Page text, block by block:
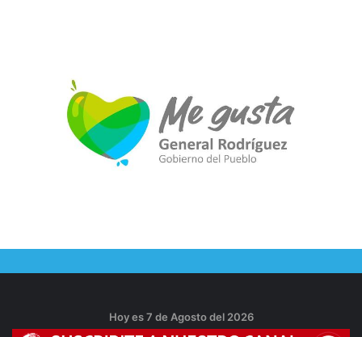
Hoy es 7 de Agosto del 2026